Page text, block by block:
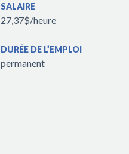
SALAIRE
27,37$/heure
DURÉE DE L’EMPLOI
permanent